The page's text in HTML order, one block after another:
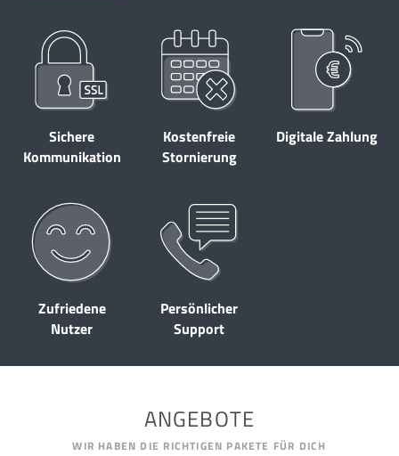
Sichere
Kommunikation
Kostenfreie
Stornierung
Digitale Zahlung
Zufriedene
Nutzer
Persönlicher
Support
ANGEBOTE
WIR HABEN DIE RICHTIGEN PAKETE FÜR DICH